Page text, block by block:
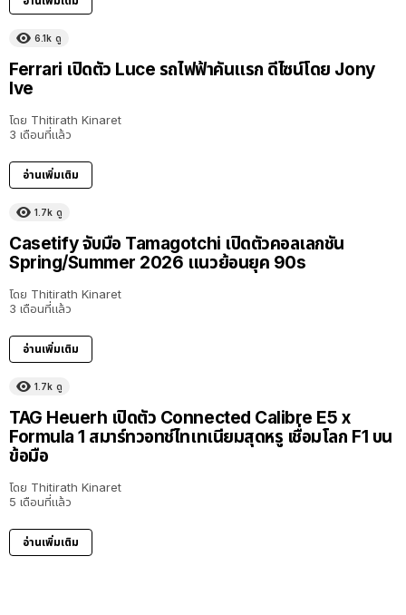
6.1k ดู
Ferrari เปิดตัว Luce รถไฟฟ้าคันแรก ดีไซน์โดย Jony
Ive
โดย Thitirath Kinaret
3 เดือนที่แล้ว
อ่านเพิ่มเติม
1.7k ดู
Casetify จับมือ Tamagotchi เปิดตัวคอลเลกชัน
Spring/Summer 2026 แนวย้อนยุค 90s
โดย Thitirath Kinaret
3 เดือนที่แล้ว
อ่านเพิ่มเติม
1.7k ดู
TAG Heuerh เปิดตัว Connected Calibre E5 x
Formula 1 สมาร์ทวอทช์ไทเทเนียมสุดหรู เชื่อมโลก F1 บน
ข้อมือ
โดย Thitirath Kinaret
5 เดือนที่แล้ว
อ่านเพิ่มเติม